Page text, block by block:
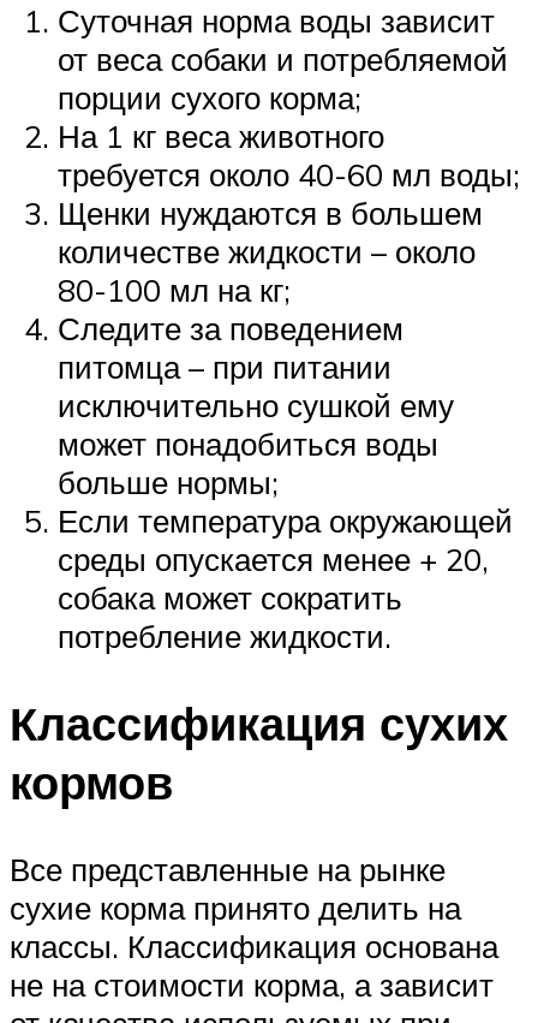
Суточная норма воды зависит
от веса собаки и потребляемой
порции сухого корма;
На 1 кг веса животного
требуется около 40-60 мл воды;
Щенки нуждаются в большем
количестве жидкости – около
80-100 мл на кг;
Следите за поведением
питомца – при питании
исключительно сушкой ему
может понадобиться воды
больше нормы;
Если температура окружающей
среды опускается менее + 20,
собака может сократить
потребление жидкости.
Классификация сухих
кормов
Все представленные на рынке
сухие корма принято делить на
классы. Классификация основана
не на стоимости корма, а зависит